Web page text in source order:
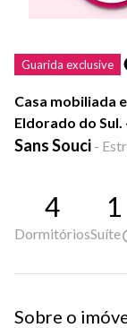
Guarida exclusive
Casa mobiliada
Eldorado do Sul.
Sans Souci -
4
Dormitórios
1
Suíte
Sobre o